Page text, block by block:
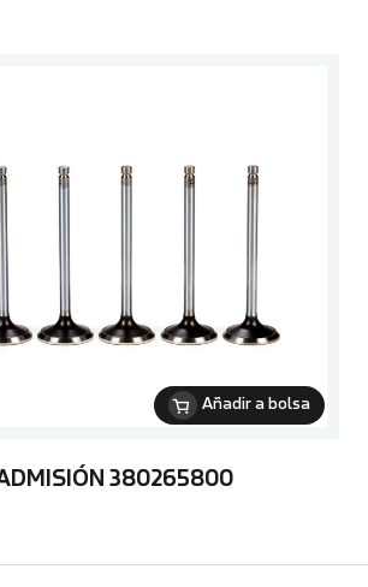
Añadir a bolsa
380265800